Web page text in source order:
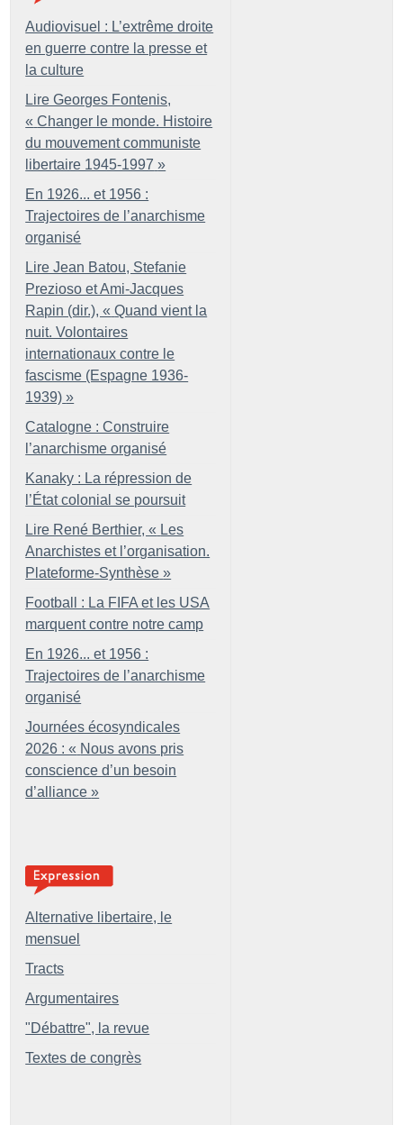
Audiovisuel : L’extrême droite
en guerre contre la presse et
la culture
Lire Georges Fontenis,
« Changer le monde. Histoire
du mouvement communiste
libertaire 1945-1997 »
En 1926... et 1956 :
Trajectoires de l’anarchisme
organisé
Lire Jean Batou, Stefanie
Prezioso et Ami-Jacques
Rapin (dir.), « Quand vient la
nuit. Volontaires
internationaux contre le
fascisme (Espagne 1936-
1939) »
Catalogne : Construire
l’anarchisme organisé
Kanaky : La répression de
l’État colonial se poursuit
Lire René Berthier, « Les
Anarchistes et l’organisation.
Plateforme-Synthèse »
Football : La FIFA et les USA
marquent contre notre camp
En 1926... et 1956 :
Trajectoires de l’anarchisme
organisé
Journées écosyndicales
2026 : « Nous avons pris
conscience d’un besoin
d’alliance »
Alternative libertaire, le
mensuel
Tracts
Argumentaires
"Débattre", la revue
Textes de congrès